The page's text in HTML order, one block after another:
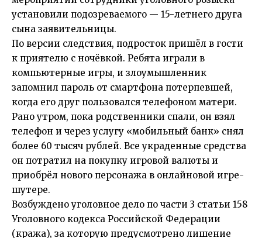
установили подозреваемого — 15-летнего друга
сына заявительницы.
По версии следствия, подросток пришёл в гости
к приятелю с ночёвкой. Ребята играли в
компьютерные игры, и злоумышленник
запомнил пароль от смартфона потерпевшей,
когда его друг пользовался телефоном матери.
Рано утром, пока родственники спали, он взял
телефон и через услугу «мобильный банк» снял
более 60 тысяч рублей. Все украденные средства
он потратил на покупку игровой валюты и
приобрёл нового персонажа в онлайновой игре-
шутере.
Возбуждено уголовное дело по части 3 статьи 158
Уголовного кодекса Российской Федерации
(кража), за которую предусмотрено лишение